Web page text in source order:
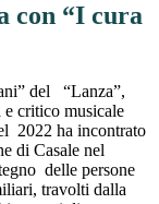
con “I cura
del “Lanza”,
critico musicale
2022 ha incontrato
di Casale nel
delle persone
travolti dalla